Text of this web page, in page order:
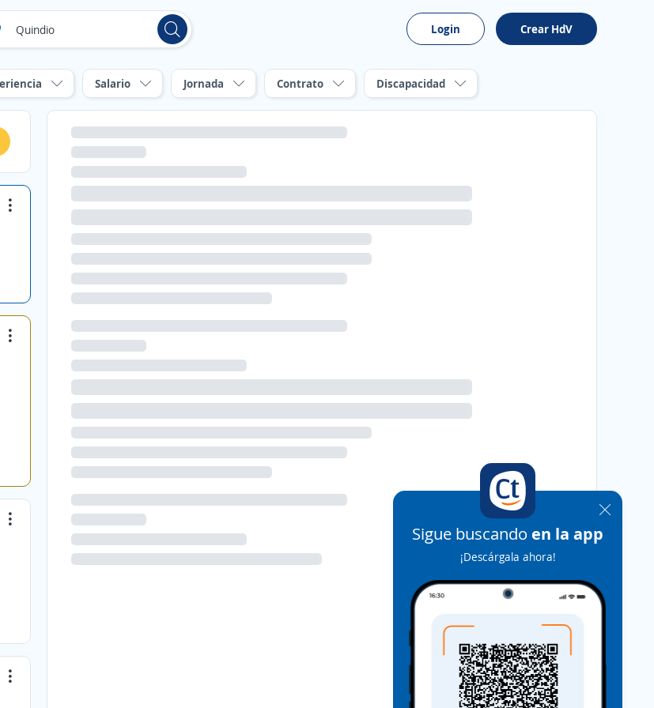
Login Crear HdV
Salario Jornada Contrato Discapacidad
Sigue buscando en la app
¡Descárgala ahora!